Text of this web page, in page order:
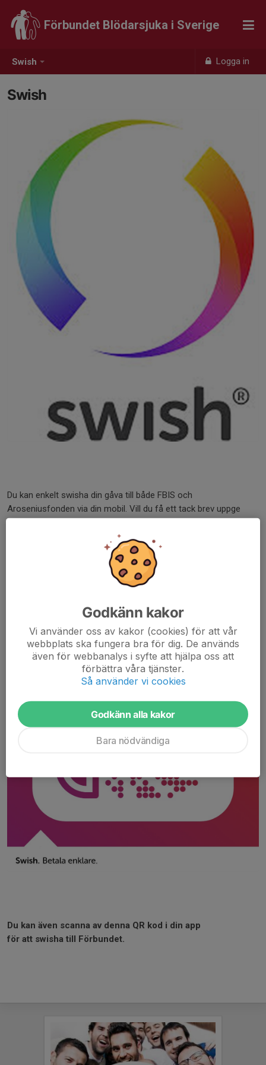
Swish Logga in
Förbundet Blödarsjuka i Sverige
Swish
Du kan enkelt swisha din gåva till både FBIS och
Aroseniusfonden via din mobil. Vill du få ett tack brev uppge
Vill du swisha till förbundet så swishar du till
VIll du swisha till Aroseniusfonden swishar du till
Du kan även scanna av denna QR kod i din app
för att swisha till Förbundet.
Godkänn kakor
Vi använder oss av kakor (cookies) för att vår
webbplats ska fungera bra för dig. De används
även för webbanalys i syfte att hjälpa oss att
förbättra våra tjänster.
Så använder vi cookies
Godkänn alla kakor
Bara nödvändiga